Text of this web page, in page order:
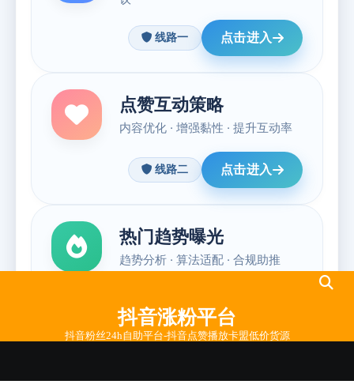
抖音涨粉平台
抖音粉丝24h自助平台-抖音点赞播放卡盟低价货源